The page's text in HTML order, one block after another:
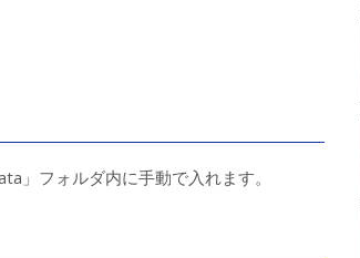
」フォルダ内に手動で入れます。